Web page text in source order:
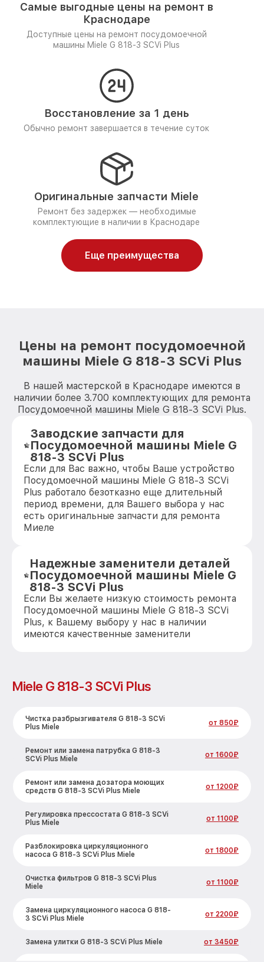
Самые выгодные цены на ремонт в
Краснодаре
Доступные цены на ремонт посудомоечной
машины Miele G 818-3 SCVi Plus
Восстановление за 1 день
Обычно ремонт завершается в течение суток
Оригинальные запчасти Miele
Ремонт без задержек — необходимые
комплектующие в наличии в Краснодаре
Еще преимущества
Цены на ремонт посудомоечной
машины Miele G 818-3 SCVi Plus
В нашей мастерской в Краснодаре имеются в
наличии более 3.700 комплектующих для ремонта
Посудомоечной машины Miele G 818-3 SCVi Plus.
Заводские запчасти для
Посудомоечной машины Miele G
818-3 SCVi Plus
Если для Вас важно, чтобы Ваше устройство
Посудомоечной машины Miele G 818-3 SCVi
Plus работало безотказно еще длительный
период времени, для Вашего выбора у нас
есть оригинальные запчасти для ремонта
Миеле
Надежные заменители деталей
Посудомоечной машины Miele G
818-3 SCVi Plus
Если Вы желаете низкую стоимость ремонта
Посудомоечной машины Miele G 818-3 SCVi
Plus, к Вашему выбору у нас в наличии
имеются качественные заменители
Miele G 818-3 SCVi Plus
Чистка разбрызгивателя G 818-3 SCVi
Plus Miele
от 850₽
Ремонт или замена патрубка G 818-3
SCVi Plus Miele
от 1600₽
Ремонт или замена дозатора моющих
средств G 818-3 SCVi Plus Miele
от 1200₽
Регулировка прессостата G 818-3 SCVi
Plus Miele
от 1100₽
Разблокировка циркуляционного
насоса G 818-3 SCVi Plus Miele
от 1800₽
Очистка фильтров G 818-3 SCVi Plus
Miele
от 1100₽
Замена циркуляционного насоса G 818-
3 SCVi Plus Miele
от 2200₽
Замена улитки G 818-3 SCVi Plus Miele от 3450₽